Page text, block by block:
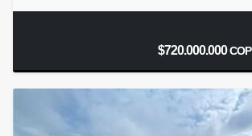
$720.000.000COP